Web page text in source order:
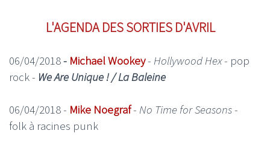
L'AGENDA DES SORTIES D'AVRIL
06/04/2018- Michael Wookey- Hollywood Hex- pop
rock - We Are Unique ! / La Baleine
06/04/2018 - Mike Noegraf- No Time for Seasons-
folk à racines punk